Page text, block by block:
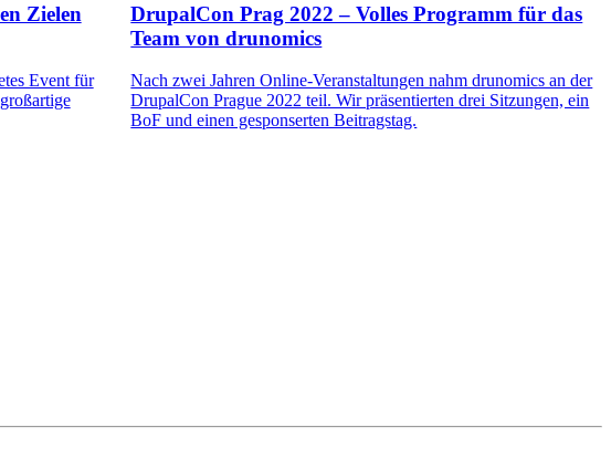
Zielen
Event für
DrupalCon Prag 2022 – Volles Programm für das
Team von drunomics
Nach zwei Jahren Online-Veranstaltungen nahm drunomics an der
DrupalCon Prague 2022 teil. Wir präsentierten drei Sitzungen, ein
BoF und einen gesponserten Beitragstag.